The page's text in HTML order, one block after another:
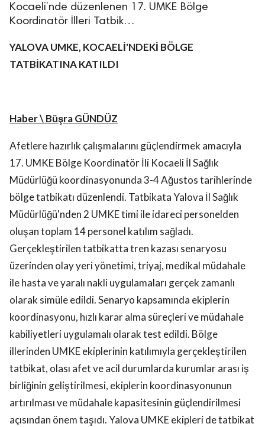
Kocaeli’nde düzenlenen 17. UMKE Bölge
Koordinatör İlleri Tatbik…
YALOVA UMKE, KOCAELİ'NDEKİ BÖLGE
TATBİKATINA KATILDI
Haber \ Büşra GÜNDÜZ
Afetlere hazırlık çalışmalarını güçlendirmek amacıyla
17. UMKE Bölge Koordinatör İli Kocaeli İl Sağlık
Müdürlüğü koordinasyonunda 3-4 Ağustos tarihlerinde
bölge tatbikatı düzenlendi. Tatbikata Yalova İl Sağlık
Müdürlüğü'nden 2 UMKE timi ile idareci personelden
oluşan toplam 14 personel katılım sağladı.
Gerçekleştirilen tatbikatta tren kazası senaryosu
üzerinden olay yeri yönetimi, triyaj, medikal müdahale
ile hasta ve yaralı nakli uygulamaları gerçek zamanlı
olarak simüle edildi. Senaryo kapsamında ekiplerin
koordinasyonu, hızlı karar alma süreçleri ve müdahale
kabiliyetleri uygulamalı olarak test edildi. Bölge
illerinden UMKE ekiplerinin katılımıyla gerçekleştirilen
tatbikat, olası afet ve acil durumlarda kurumlar arası iş
birliğinin geliştirilmesi, ekiplerin koordinasyonunun
artırılması ve müdahale kapasitesinin güçlendirilmesi
açısından önem taşıdı. Yalova UMKE ekipleri de tatbikat